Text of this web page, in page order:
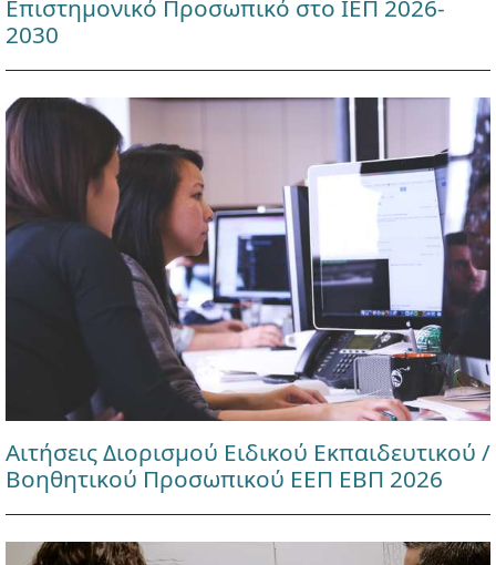
Επιστημονικό Προσωπικό στο ΙΕΠ 2026-
2030
Αιτήσεις Διορισμού Ειδικού Εκπαιδευτικού /
Βοηθητικού Προσωπικού ΕΕΠ ΕΒΠ 2026